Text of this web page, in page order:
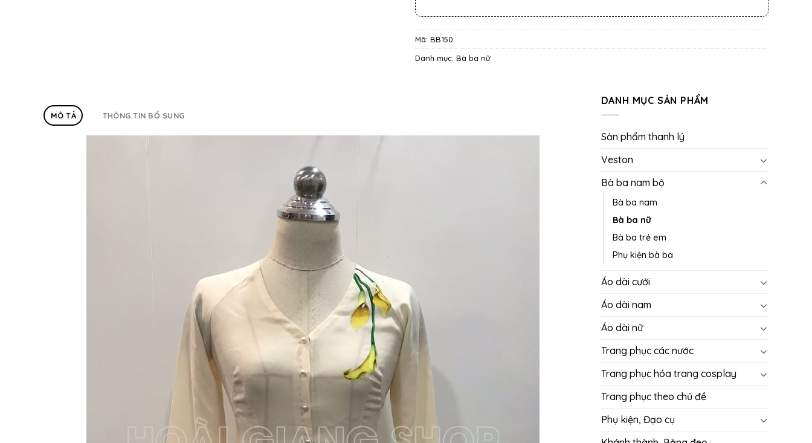
Mã: BB150
Danh mục: Bà ba nữ
MÔ TẢ THÔNG TIN BỔ SUNG
DANH MỤC SẢN PHẨM
Sản phẩm thanh lý
Veston
Bà ba nam bộ
Bà ba nam
Bà ba nữ
Bà ba trẻ em
Phụ kiện bà ba
Áo dài cưới
Áo dài nam
Áo dài nữ
Trang phục các nước
Trang phục hóa trang cosplay
Trang phục theo chủ đề
Phụ kiện, Đạo cụ